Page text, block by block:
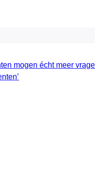
expert voor non-profit
boksring’ voor de
geen ‘business as…